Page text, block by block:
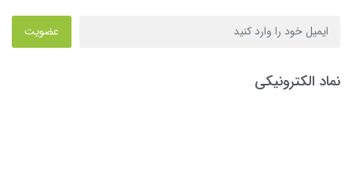
عضویت
نماد الکترونیکی